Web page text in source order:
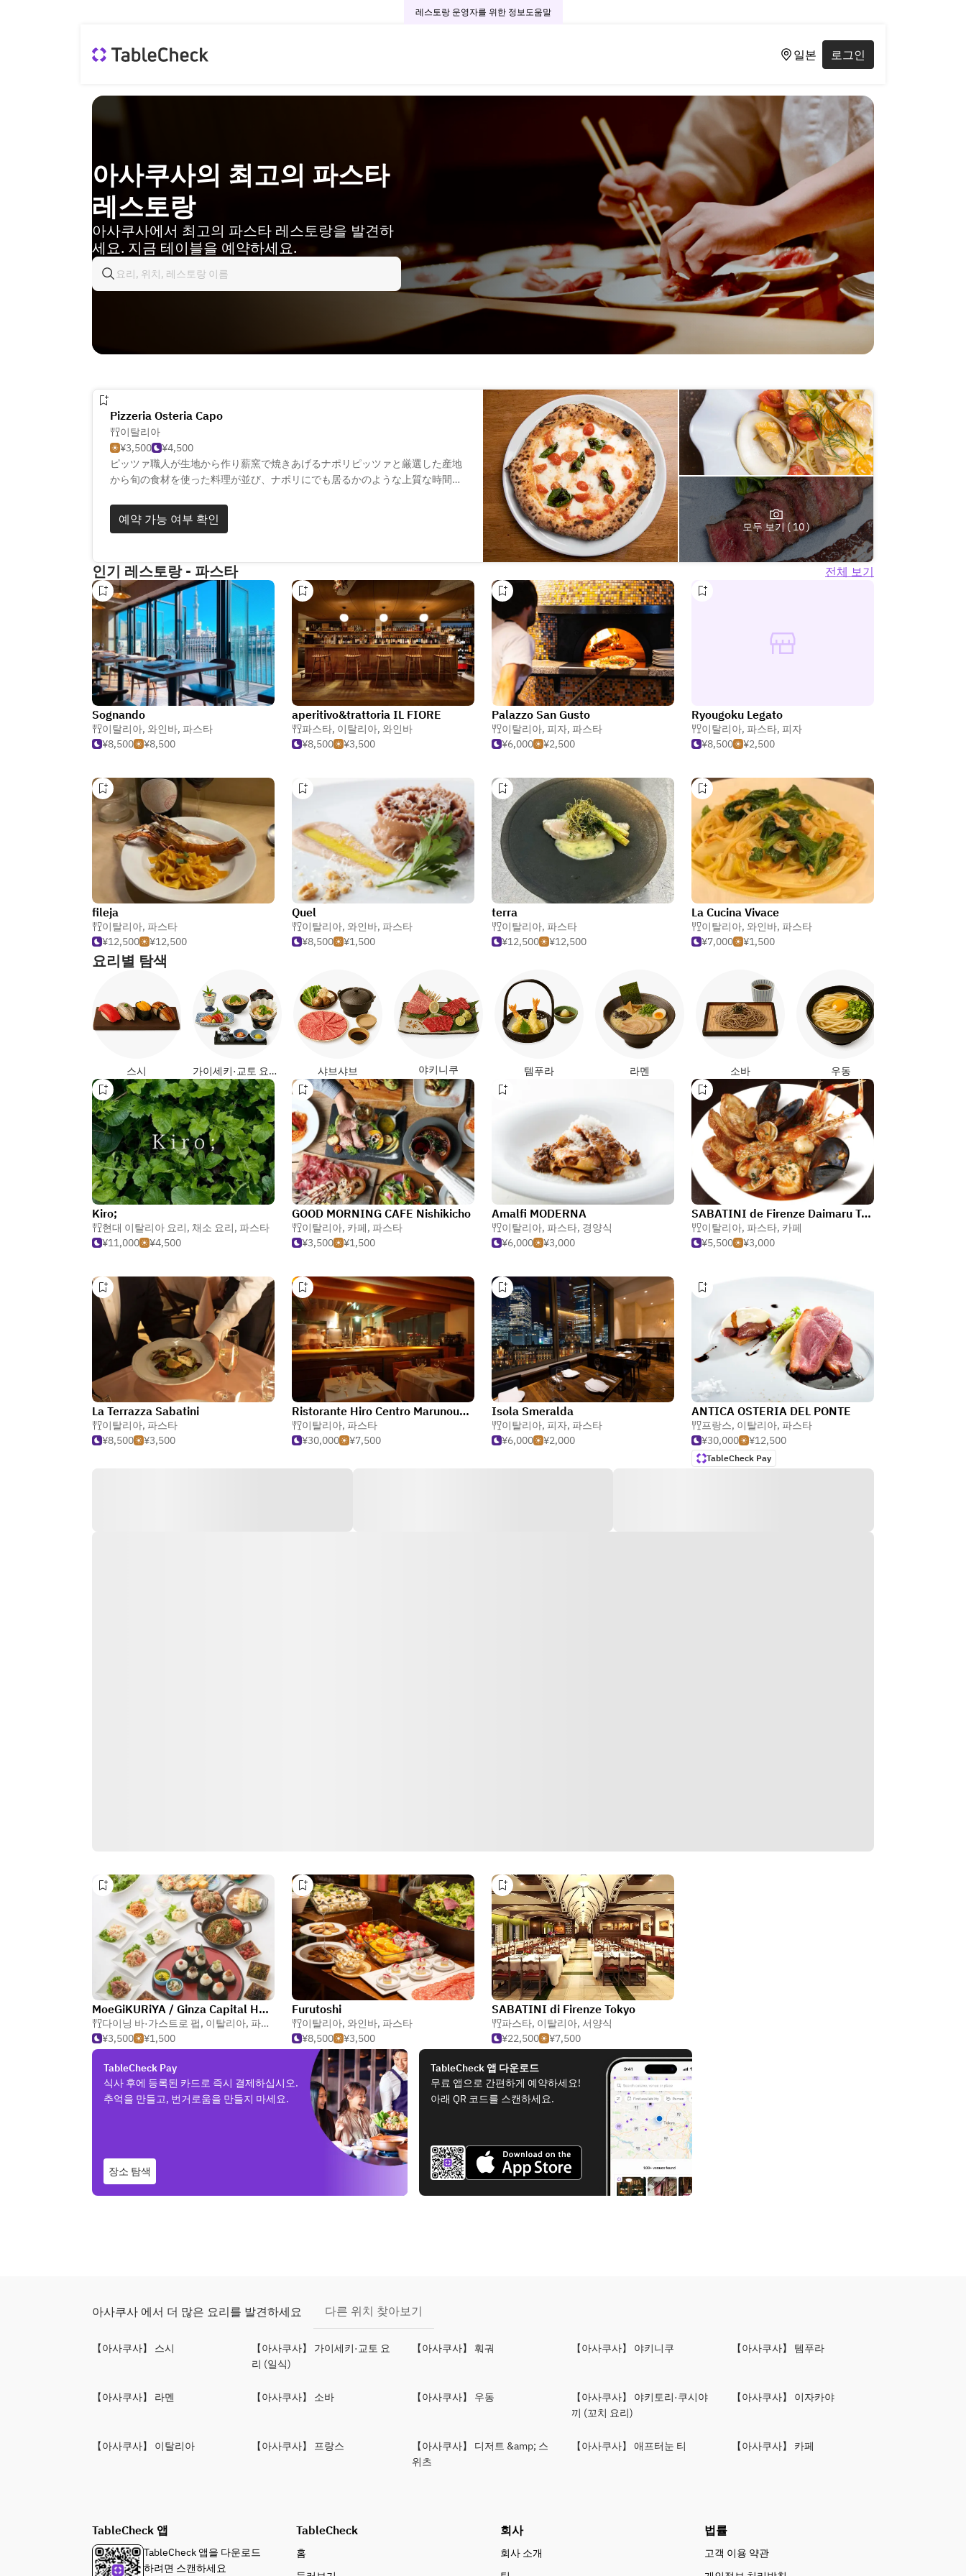
레스토랑 운영자를 위한 정보도움말
일본 로그인
아사쿠사의 최고의 파스타
레스토랑
아사쿠사에서 최고의 파스타 레스토랑을 발견하
세요. 지금 테이블을 예약하세요.
Pizzeria Osteria Capo
이탈리아
¥3,500
¥4,500
ピッツァ職人が生地から作り薪窯で焼きあげるナポリピッツァと厳選した産地
から旬の食材を使った料理が並び、ナポリにでも居るかのような上質な時間を
ドリンクも種類が豊富で、イタリアワイン・クラフトビール・クラフトジン・
グラッパなどを多種ご用意。様々なシチュエーションでご利用頂けます。
예약 가능 여부 확인
모두 보기 ( 10 )
인기 레스토랑 - 파스타 전체 보기
Sognando
이탈리아, 와인바, 파스타
¥8,500
¥8,500
aperitivo&trattoria IL FIORE
파스타, 이탈리아, 와인바
¥8,500
¥3,500
Palazzo San Gusto
이탈리아, 피자, 파스타
¥6,000
¥2,500
Ryougoku Legato
이탈리아, 파스타, 피자
¥8,500
¥2,500
fileja
이탈리아, 파스타
¥12,500
¥12,500
Quel
이탈리아, 와인바, 파스타
¥8,500
¥1,500
terra
이탈리아, 파스타
¥12,500
¥12,500
La Cucina Vivace
이탈리아, 와인바, 파스타
¥7,000
¥1,500
요리별 탐색
스시 가이세키·교토 요리 (일식) 샤브샤브 야키니쿠 템푸라 라멘 소바 우동
Kiro;
현대 이탈리아 요리, 채소 요리, 파스타
¥11,000
¥4,500
GOOD MORNING CAFE Nishikicho
이탈리아, 카페, 파스타
¥3,500
¥1,500
Amalfi MODERNA
이탈리아, 파스타, 경양식
¥6,000
¥3,000
SABATINI de Firenze Daimaru Tokyo
이탈리아, 파스타, 카페
¥5,500
¥3,000
La Terrazza Sabatini
이탈리아, 파스타
¥8,500
¥3,500
Ristorante Hiro Centro Marunouchi Building
이탈리아, 파스타
¥30,000
¥7,500
Isola Smeralda
이탈리아, 피자, 파스타
¥6,000
¥2,000
ANTICA OSTERIA DEL PONTE
프랑스, 이탈리아, 파스타
¥30,000
¥12,500
TableCheck Pay
MoeGiKURiYA / Ginza Capital Hotel
다이닝 바·가스트로 펍, 이탈리아, 파스타
¥3,500
¥1,500
Furutoshi
이탈리아, 와인바, 파스타
¥8,500
¥3,500
SABATINI di Firenze Tokyo
파스타, 이탈리아, 서양식
¥22,500
¥7,500
TableCheck Pay
식사 후에 등록된 카드로 즉시 결제하십시오.
추억을 만들고, 번거로움을 만들지 마세요.
장소 탐색
TableCheck 앱 다운로드
무료 앱으로 간편하게 예약하세요!
아래 QR 코드를 스캔하세요.
아사쿠사 에서 더 많은 요리를 발견하세요 다른 위치 찾아보기
【아사쿠사】 스시
【아사쿠사】 가이세키·교토 요
리 (일식)
【아사쿠사】 훠궈 【아사쿠사】 야키니쿠 【아사쿠사】 템푸라
【아사쿠사】 라멘 【아사쿠사】 소바 【아사쿠사】 우동
【아사쿠사】 야키토리·쿠시야
끼 (꼬치 요리)
【아사쿠사】 이자카야
【아사쿠사】 이탈리아 【아사쿠사】 프랑스
【아사쿠사】 디저트 &amp; 스
위츠
【아사쿠사】 애프터눈 티 【아사쿠사】 카페
TableCheck 앱
TableCheck 앱을 다운로드
하려면 스캔하세요
TableCheck
홈
회사
회사 소개
법률
고객 이용 약관